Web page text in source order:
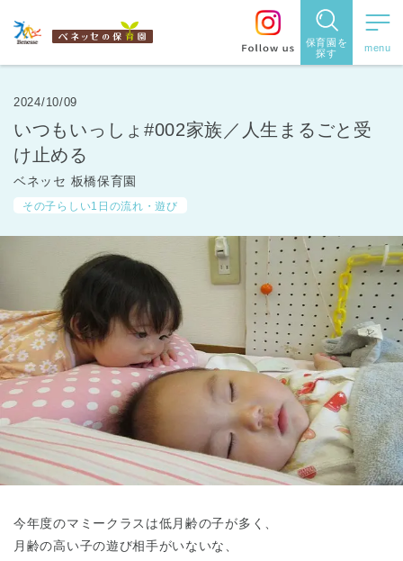
保育園を
探す
保育園を探す
住所・駅
す
都道府県
から探す
東京都
東京都 全域
2024/10/09
いつもいっしょ#002家族／人生まるごと受
け止める
ベネッセ 板橋保育園
その子らしい1日の流れ・遊び
今年度のマミークラスは低月齢の子が多く、
月齢の高い子の遊び相手がいないな、